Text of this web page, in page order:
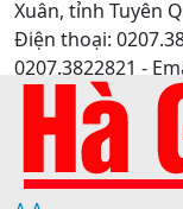
Xuân, tỉnh Tuyên
Điện thoại:
0207.3822821 -